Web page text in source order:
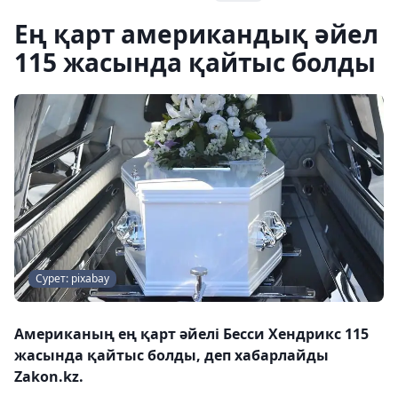
Ең қарт американдық әйел
115 жасында қайтыс болды
Сурет: pixabay
Американың ең қарт әйелі Бесси Хендрикс 115
жасында қайтыс болды, деп хабарлайды
Zakon.kz.